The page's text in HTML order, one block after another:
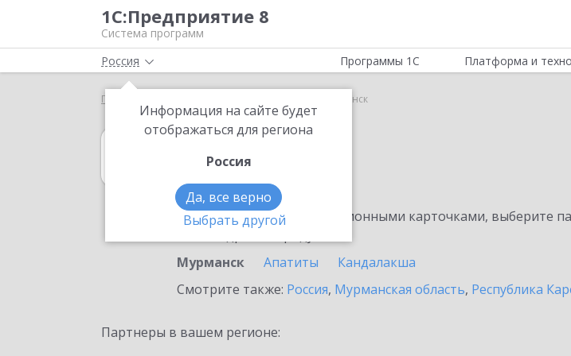
1С:Предприятие 8
Система программ
Россия
Информация на сайте будет
отображаться для региона
Россия
Да, все верно
Выбрать другой
Программы 1С Платформа и
Главная Мурманск
1С:Гаражи
в Мурманске
Ознакомьтесь с информационными карточками, выберите
Мурманск
Апатиты
Кандалакша
Смотрите также: Россия, Мурманская область, Республика
Партнеры в вашем регионе: